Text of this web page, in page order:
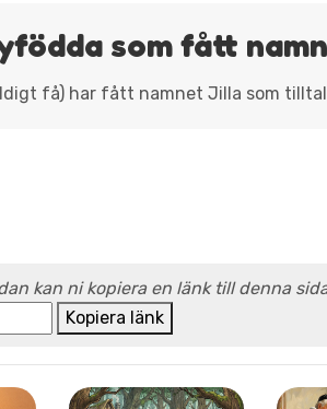
som fått
få) har fått namnet Jilla som
kan ni kopiera en länk till denna
Kopiera länk